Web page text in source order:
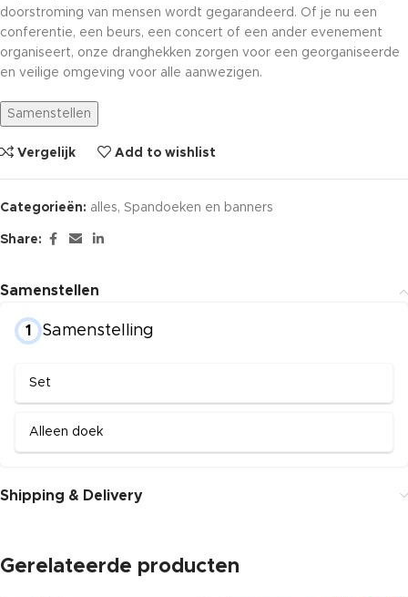
doorstroming van mensen wordt gegarandeerd. Of je nu een
conferentie, een beurs, een concert of een ander evenement
organiseert, onze dranghekken zorgen voor een georganiseerde
en veilige omgeving voor alle aanwezigen.
Samenstellen
Vergelijk Add to wishlist
Categorieën: alles, Spandoeken en banners
Share:
Samenstellen
1 Samenstelling
Set
Alleen doek
Shipping & Delivery
Gerelateerde producten